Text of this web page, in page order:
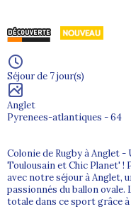
confirmé des vagues
sur nos stages ados
N'hésitez plus et
rejoindre notre
nos conseillers
renseignements
Séjour de 7 jour(s)
Anglet
Pyrenees-atlantiques - 64
Colonie de Rugby à Anglet
Toulousain et Chic Planet' !
avec notre séjour à Anglet,
passionnés du ballon
totale dans ce sport grâce